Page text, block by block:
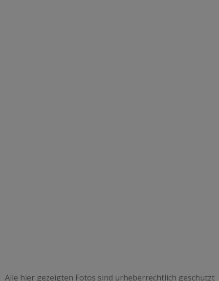
Alle hier gezeigten Fotos sind urheberrechtlich geschützt